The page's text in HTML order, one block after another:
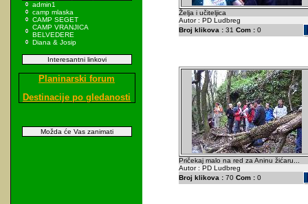
admin1
camp mlaska
CAMP SEGET
CAMP VRANJICA
BELVEDERE
Diana & Josip
Interesantni linkovi
Planinarski forum
Destinacije po gledanosti
Možda će Vas zanimati
Želja i učiteljica
Autor : PD Ludbreg
Broj klikova :31 Com :0
Pričekaj malo na red za Aninu žićaru...
Autor : PD Ludbreg
Broj klikova :70 Com :0